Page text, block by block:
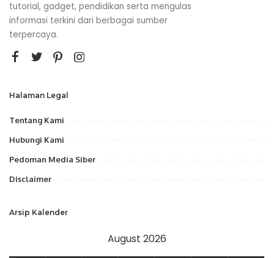
tutorial, gadget, pendidikan serta mengulas
informasi terkini dari berbagai sumber
terpercaya.
Halaman Legal
Tentang Kami
Hubungi Kami
Pedoman Media Siber
Disclaimer
Arsip Kalender
August 2026